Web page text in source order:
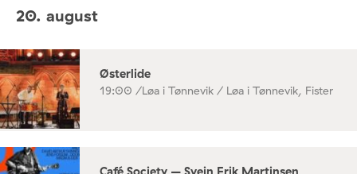
20. august
Østerlide
19:00 /Løa i Tønnevik / Løa i Tønnevik, Fister
Café Society – Svein Erik Martinsen